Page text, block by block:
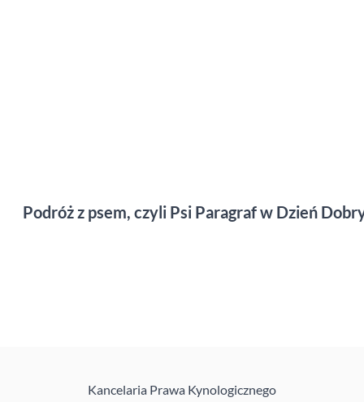
Podróż z psem, czyli Psi Paragraf w Dzień
Kancelaria Prawa Kynologicznego